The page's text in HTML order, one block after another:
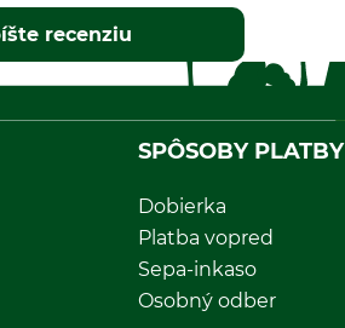
recenziu
SPÔSOBY PLATBY
Dobierka
Platba vopred
Sepa-inkaso
Osobný odber